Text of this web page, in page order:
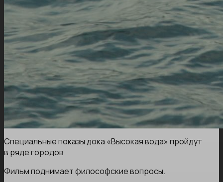
Специальные показы дока «Высокая вода» пройдут
в ряде городов
Фильм поднимает философские вопросы.